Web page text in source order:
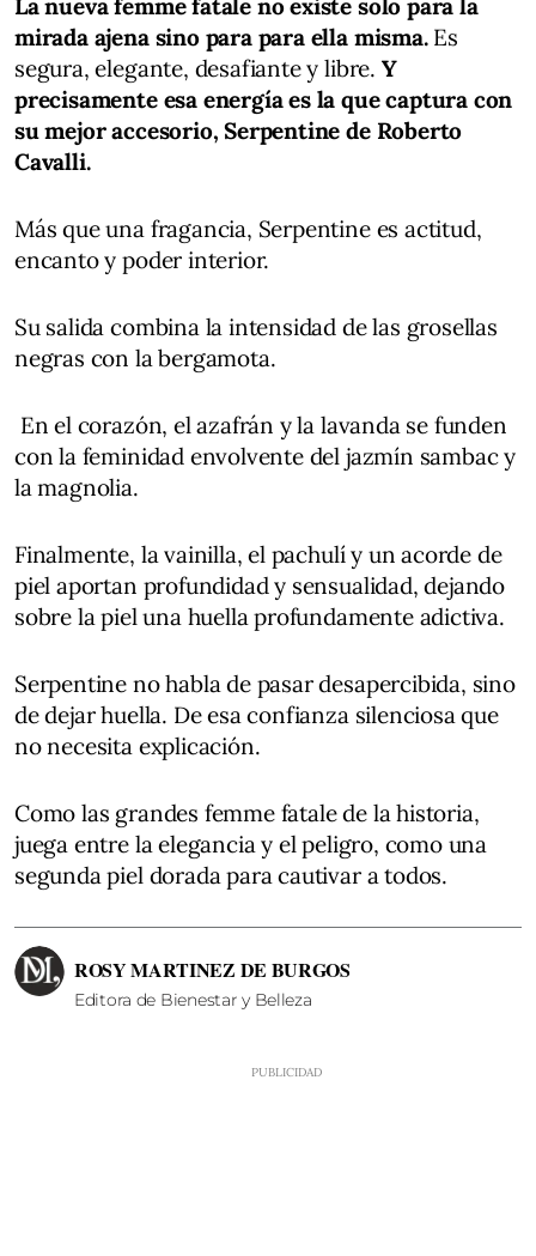
mirada ajena sino para para ella misma.Es
segura, elegante, desafiante y libre. Y
precisamente esa energía es la que captura con
su mejor accesorio, Serpentine de Roberto
Cavalli.
Más que una fragancia, Serpentine es actitud,
encanto y poder interior.
Su salida combina la intensidad de las grosellas
negras con la bergamota.
En el corazón, el azafrán y la lavanda se funden
con la feminidad envolvente del jazmín sambac y
la magnolia.
Finalmente, la vainilla, el pachulí y un acorde de
piel aportan profundidad y sensualidad, dejando
sobre la piel una huella profundamente adictiva.
Serpentine no habla de pasar desapercibida, sino
de dejar huella. De esa confianza silenciosa que
no necesita explicación.
Como las grandes femme fatale de la historia,
juega entre la elegancia y el peligro, como una
segunda piel dorada para cautivar a todos.
ROSY MARTINEZ DE BURGOS
Editora de Bienestar y Belleza